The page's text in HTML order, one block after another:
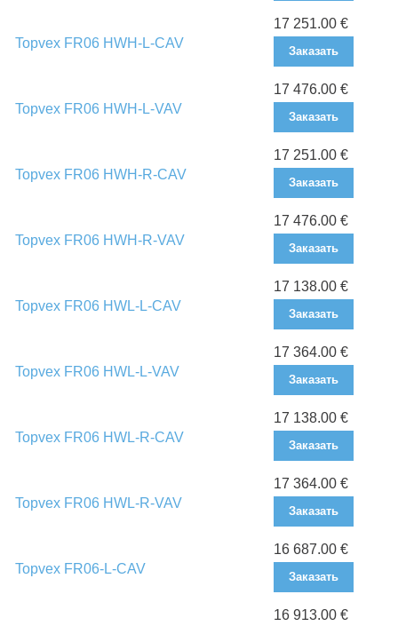
Topvex FR06 HWH-L-CAV
17 251.00 €
Заказать
Topvex FR06 HWH-L-VAV
17 476.00 €
Заказать
Topvex FR06 HWH-R-CAV
17 251.00 €
Заказать
Topvex FR06 HWH-R-VAV
17 476.00 €
Заказать
Topvex FR06 HWL-L-CAV
17 138.00 €
Заказать
Topvex FR06 HWL-L-VAV
17 364.00 €
Заказать
Topvex FR06 HWL-R-CAV
17 138.00 €
Заказать
Topvex FR06 HWL-R-VAV
17 364.00 €
Заказать
Topvex FR06-L-CAV
16 687.00 €
Заказать
16 913.00 €